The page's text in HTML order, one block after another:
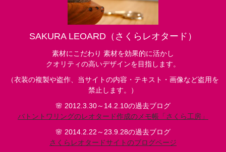
SAKURA LEOARD（さくらレオタード）
素材にこだわり 素材を効果的に活かし
クオリティの高いデザインを目指します。
（衣装の複製や盗作、当サイトの内容・テキスト・画像など盗用を
禁止します。）
🌸 2012.3.30～14.2.10の過去ブログ
バトントワリングのレオタード作成のメモ帳「さくら工房」
🌸 2014.2.22～23.9.28の過去ブログ
さくらレオタードサイトのブログページ